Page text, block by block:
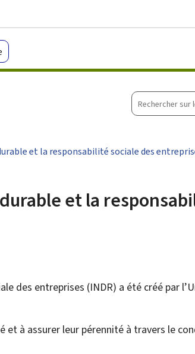
Rechercher
sur
site
et la responsabilité sociale des
et la
des entreprises (INDR) a été créé par
à assurer leur pérennité à travers le